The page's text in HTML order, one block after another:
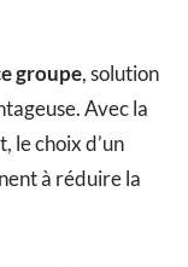
groupe, solution
Avec la
le choix d’un
à réduire la